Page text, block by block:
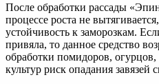
После обработки рассады
процессе роста не
устойчивость к заморозкам.
привяла, то данное средство
обработки помидоров,
культур риск опадания завязей